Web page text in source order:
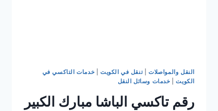
النقل والمواصلات|تنقل في الكويت
خدمات التاكسي في
الكويت| خدمات وسائل النقل
رقم تاكسي الباشا مبارك الكبير